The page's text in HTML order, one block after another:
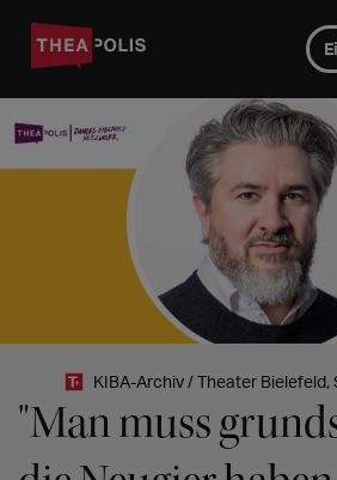
KIBA-Archiv / Theater Bielefeld,
"Man muss